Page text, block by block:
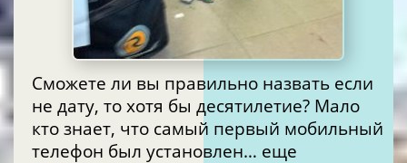
Сможете ли вы правильно назвать если
не дату, то хотя бы десятилетие? Мало
кто знает, что самый первый мобильный
телефон был установлен… еще